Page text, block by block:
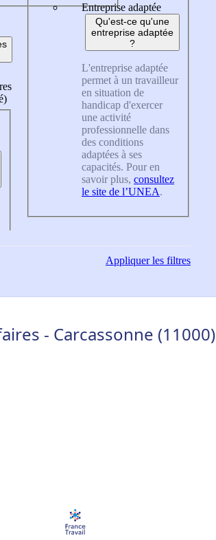
Entreprise adaptée
Qu'est-ce qu'une
entreprise adaptée
?
L'entreprise adaptée
permet à un travailleur
en situation de
handicap d'exercer
une activité
professionnelle dans
des conditions
adaptées à ses
capacités. Pour en
savoir plus, consultez
le site de l’UNEA.
Appliquerles filtres
- Carcassonne (11000)